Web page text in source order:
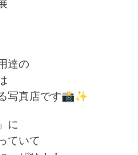
達の
写真店です📸✨
に
ていて